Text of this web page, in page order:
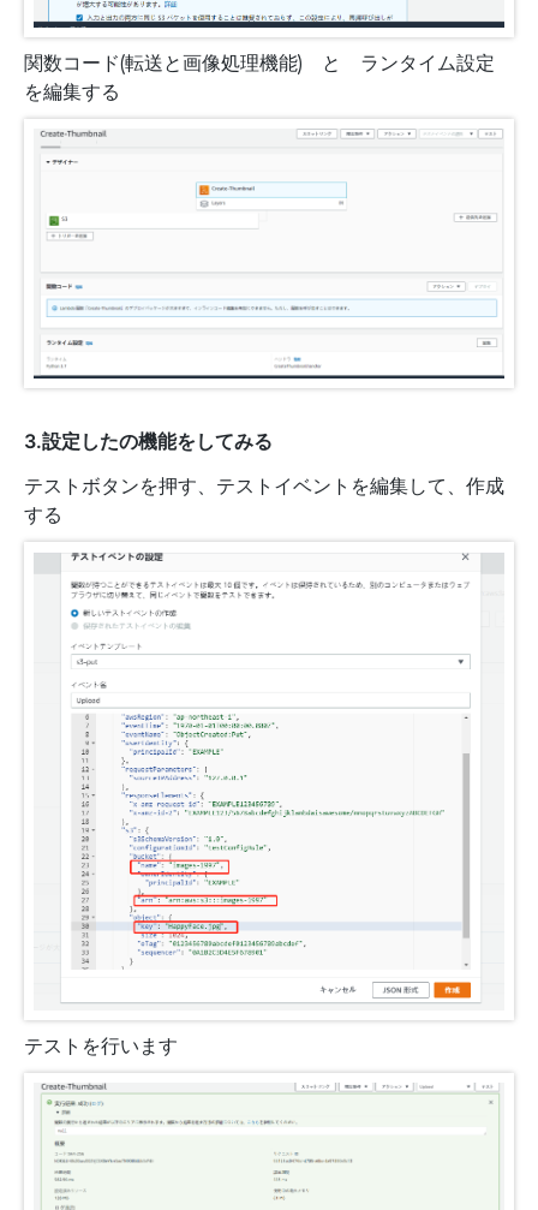
関数コード(転送と画像処理機能) と ランタイム設定
を編集する
3.設定したの機能をしてみる
テストボタンを押す、テストイベントを編集して、作成
する
テストを行います